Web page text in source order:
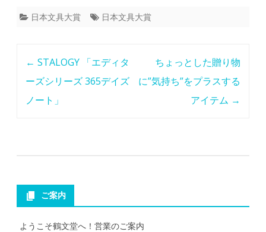
日本文具大賞 日本文具大賞
← STALOGY 「エディタ
ーズシリーズ 365デイズ
ノート」
ちょっとした贈り物
に”気持ち”をプラスする
アイテム →
ご案内
ようこそ鶴文堂へ！営業のご案内